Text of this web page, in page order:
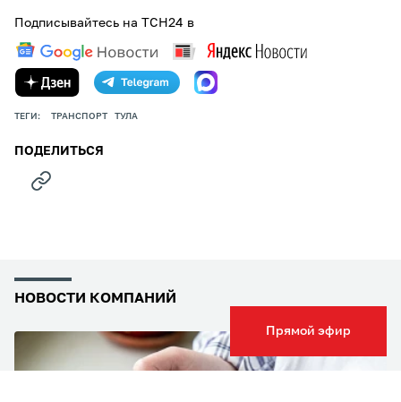
Прямой эфир
Подписывайтесь на ТСН24 в
ТЕГИ: ТРАНСПОРТ ТУЛА
ПОДЕЛИТЬСЯ
НОВОСТИ КОМПАНИЙ